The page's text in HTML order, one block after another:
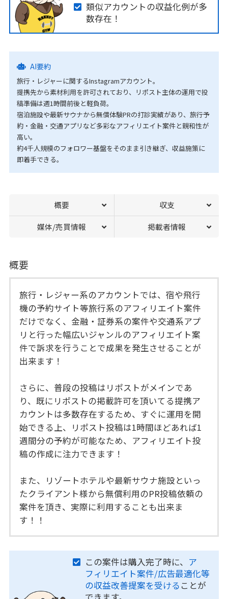
類似アカウントの収益化例が多
数存在！
AI要約
旅行・レジャーに関するInstagramアカウント。
提携先から素材利用を許可されており、リポスト主体の運用で投
稿準備は週1時間前後と軽負荷。
宿泊施設や最新サウナから無償体験PRの打診実績があり、旅行予
約・金融・交通アプリなど多彩なアフィリエイト案件と親和性が
高い。
約4千人規模のフォロワー基盤をそのまま引き継ぎ、収益施策に
即着手できる。
概要 収支
媒体/売買情報 掲載者情報
概要
旅行・レジャー系のアカウントでは、宿や飛行
機の予約サイト等旅行系のアフィリエイト案件
だけでなく、金融・証券系の案件や交通系アプ
リと行った幅広いジャンルのアフィリエイト案
件で訴求を行うことで成果を発生させることが
出来ます！
さらに、普段の投稿はリポストがメインであ
り、既にリポストの掲載許可を頂いてる提携ア
カウントは多数存在するため、すぐに運用を開
始できる上、リポスト投稿は1時間ほどあれば1
週間分の予約が可能なため、アフィリエイト投
稿の作成に注力できます！
また、リゾートホテルや最新サウナ施設といっ
たクライアント様から無償利用のPR投稿依頼の
案件を頂き、実際に利用することも出来ま
す！！
この案件は購入完了時に、 ア
フィリエイト案件/広告最適化等
の収益改善提案を受ける ことが